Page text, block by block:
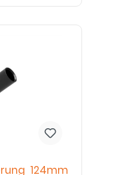
124mm